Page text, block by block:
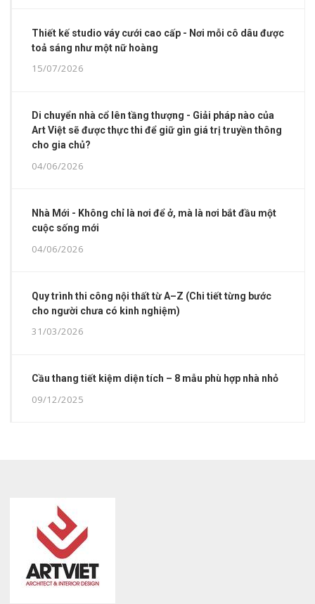
Thiết kế studio váy cưới cao cấp - Nơi mỗi cô dâu được
toả sáng như một nữ hoàng
15/07/2026
Di chuyển nhà cổ lên tầng thượng - Giải pháp nào của
Art Việt sẽ được thực thi để giữ gìn giá trị truyền thông
cho gia chủ?
04/06/2026
Nhà Mới - Không chỉ là nơi để ở, mà là nơi bắt đầu một
cuộc sống mới
04/06/2026
Quy trình thi công nội thất từ A–Z (Chi tiết từng bước
cho người chưa có kinh nghiệm)
31/03/2026
Cầu thang tiết kiệm diện tích – 8 mẫu phù hợp nhà nhỏ
09/12/2025